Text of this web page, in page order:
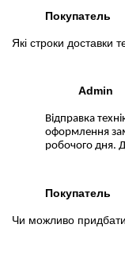
Покупатель
Які строки доставки
Admin
Відправка
оформлення
робочого дня.
Покупатель
Чи можливо придбати